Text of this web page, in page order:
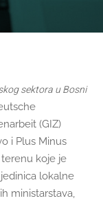
sektora u Bosni
(GIZ)
i Plus Minus
terenu koje je
lokalne
ministarstava,